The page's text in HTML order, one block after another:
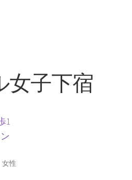
女子下宿
1
女性